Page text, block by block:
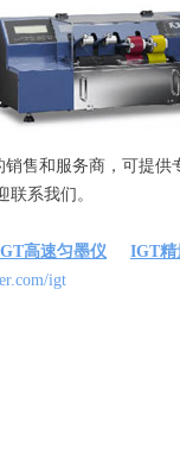
售和服务商，可提
系我们。
高速匀墨仪
IGT精
igt